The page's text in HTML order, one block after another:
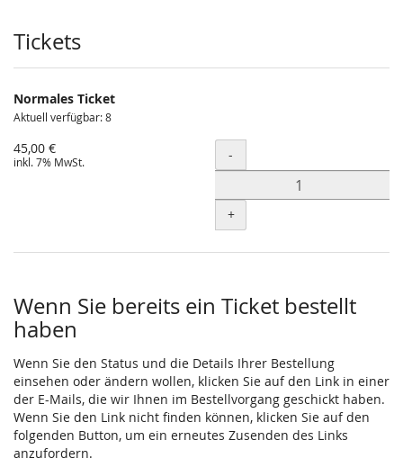
Produkte
Tickets
Normales Ticket
Aktuell verfügbar: 8
45,00 €
inkl. 7% MwSt. Menge
-
+
Wenn Sie bereits ein Ticket bestellt
haben
Wenn Sie den Status und die Details Ihrer Bestellung
einsehen oder ändern wollen, klicken Sie auf den Link in einer
der E-Mails, die wir Ihnen im Bestellvorgang geschickt haben.
Wenn Sie den Link nicht finden können, klicken Sie auf den
folgenden Button, um ein erneutes Zusenden des Links
anzufordern.